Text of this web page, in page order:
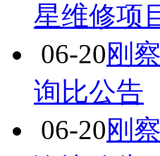
星维修项
06-20刚
询比公告
06-20刚